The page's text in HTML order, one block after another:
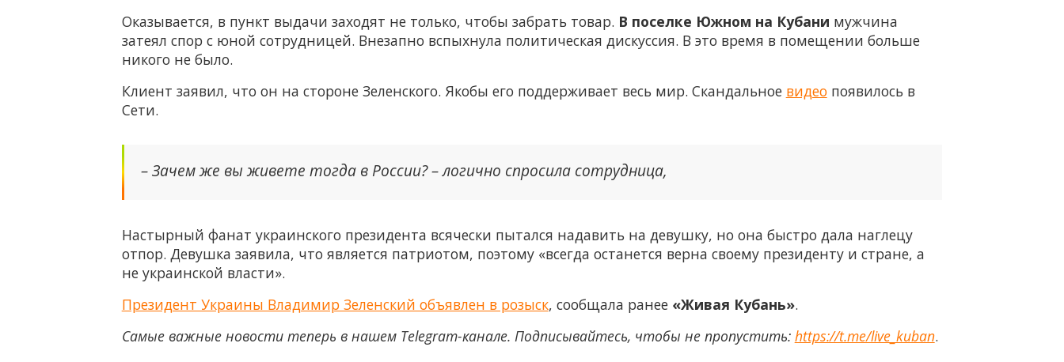
Оказывается, в пункт выдачи заходят не только, чтобы забрать товар. В поселке Южном на Кубани мужчина
затеял спор с юной сотрудницей. Внезапно вспыхнула политическая дискуссия. В это время в помещении больше
никого не было.
Клиент заявил, что он на стороне Зеленского. Якобы его поддерживает весь мир. Скандальное видеопоявилось в
Сети.
– Зачем же вы живете тогда в России? – логично спросила сотрудница,
Настырный фанат украинского президента всячески пытался надавить на девушку, но она быстро дала наглецу
отпор. Девушка заявила, что является патриотом, поэтому «всегда останется верна своему президенту и стране, а
не украинской власти».
Президент Украины Владимир Зеленский объявлен в розыск, сообщала ранее «Живая Кубань».
Самые важные новости теперь в нашем Telegram-канале. Подписывайтесь, чтобы не пропустить: https://t.me/live_kuban.